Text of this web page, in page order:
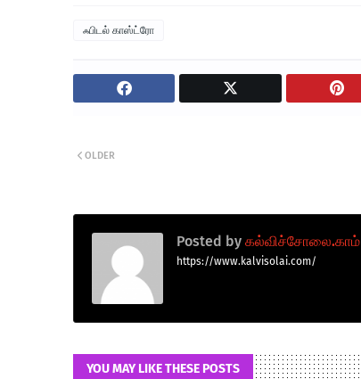
ஃபிடல் காஸ்ட்ரோ
OLDER
Posted by கல்விச்சோலை.காம்
https://www.kalvisolai.com/
YOU MAY LIKE THESE POSTS